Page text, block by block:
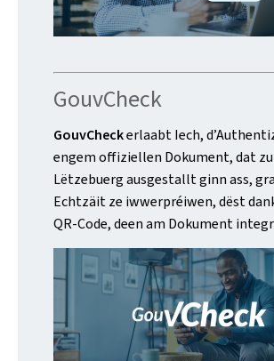
GouvCheck
GouvCheckerlaabt Iech,
engem offiziellen Dokument, dat zu
Lëtzebuerg ausgestallt ginn ass,
Echtzäit ze iwwerpréiwen, dëst
QR-Code, deen am Dokument